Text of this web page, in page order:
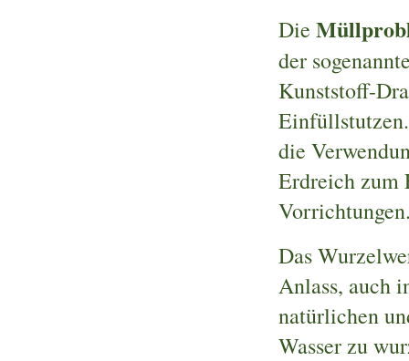
Die
der
Kunststoff-
die
Erdreich zum
Das
Anlass, auch
natürlichen
Wasser zu